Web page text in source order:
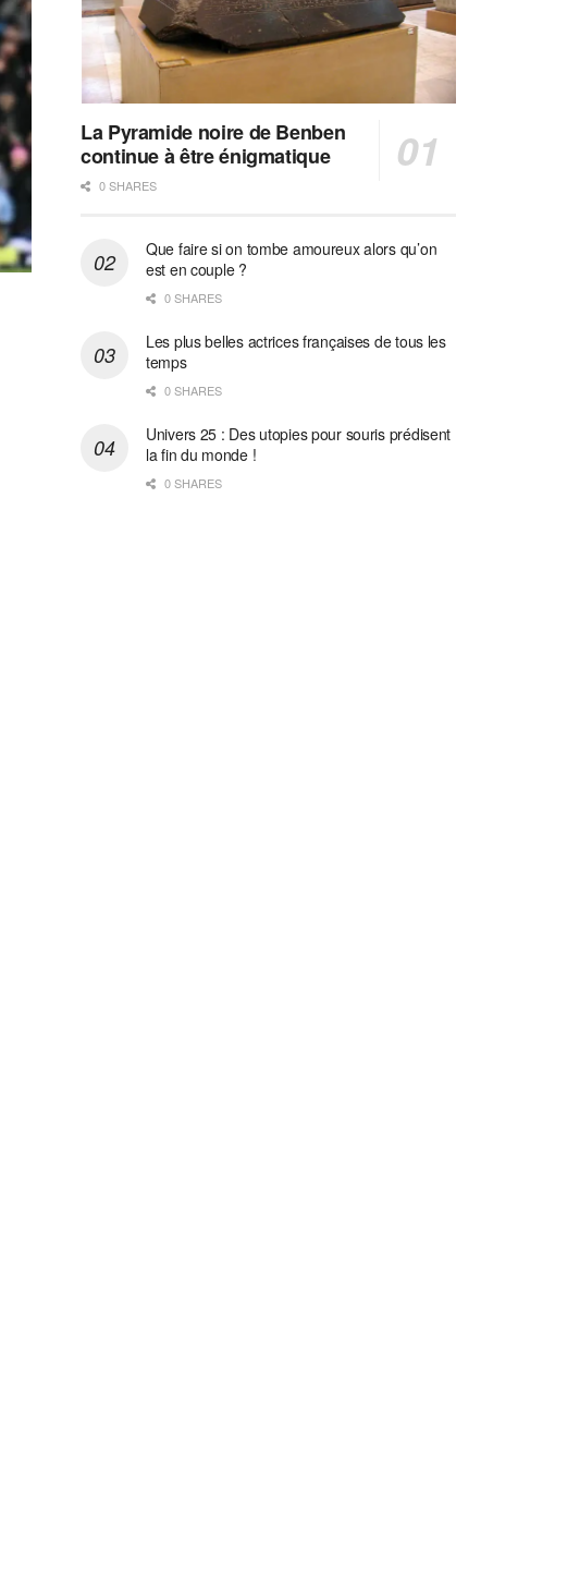
La Pyramide noire de Benben
continue à être énigmatique
0 SHARES
Que faire si on tombe amoureux alors qu’on
est en couple ?
0 SHARES
Les plus belles actrices françaises de tous les
temps
0 SHARES
Univers 25 : Des utopies pour souris prédisent
la fin du monde !
0 SHARES